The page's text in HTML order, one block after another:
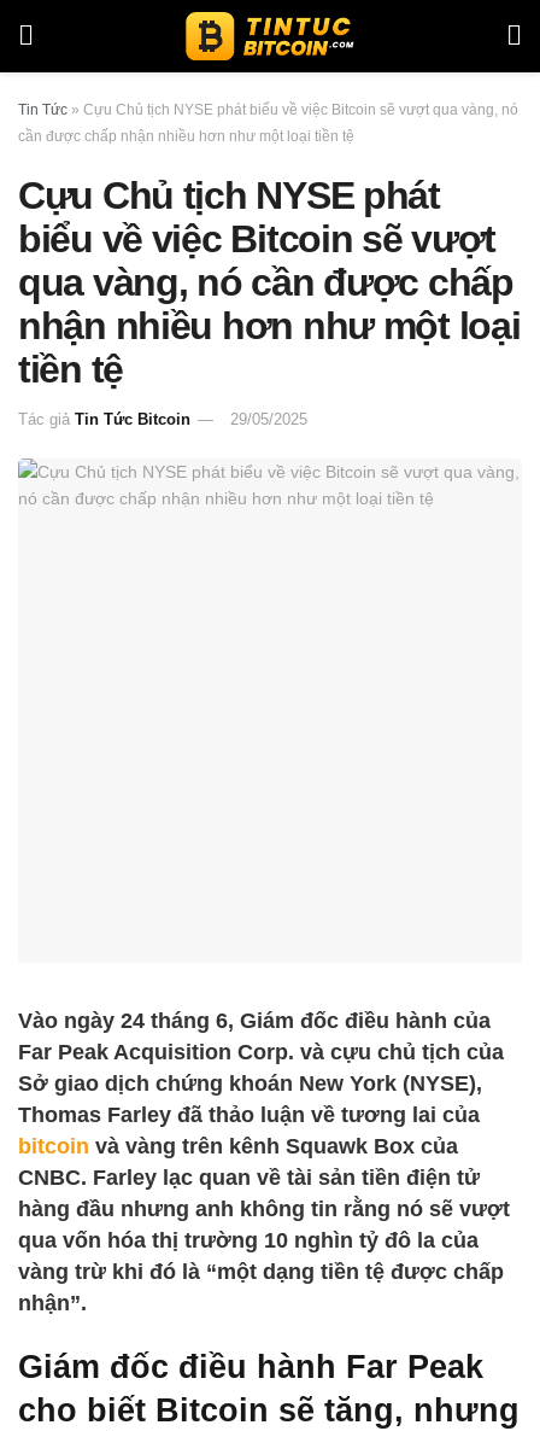
Tin Tức » Cựu Chủ tịch NYSE phát biểu về việc Bitcoin sẽ vượt qua vàng, nó
cần được chấp nhận nhiều hơn như một loại tiền tệ
Cựu Chủ tịch NYSE phát
biểu về việc Bitcoin sẽ vượt
qua vàng, nó cần được chấp
nhận nhiều hơn như một loại
tiền tệ
Tác giả Tin Tức Bitcoin 29/05/2025
Vào ngày 24 tháng 6, Giám đốc điều hành của
Far Peak Acquisition Corp. và cựu chủ tịch của
Sở giao dịch chứng khoán New York (NYSE),
Thomas Farley đã thảo luận về tương lai của
bitcoin và vàng trên kênh Squawk Box của
CNBC. Farley lạc quan về tài sản tiền điện tử
hàng đầu nhưng anh không tin rằng nó sẽ vượt
qua vốn hóa thị trường 10 nghìn tỷ đô la của
vàng trừ khi đó là “một dạng tiền tệ được chấp
nhận”.
Giám đốc điều hành Far Peak
cho biết Bitcoin sẽ tăng, nhưng